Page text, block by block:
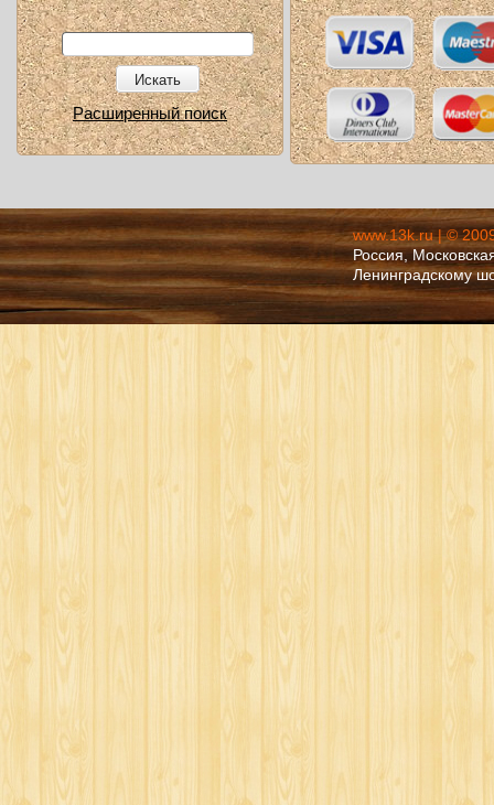
Искать
Расширенный поиск
www.13k.ru | ©
Россия,
Ленинградскому